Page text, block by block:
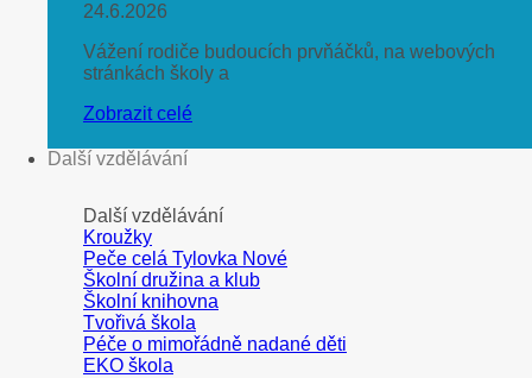
24.6.2026
Vážení rodiče budoucích prvňáčků, na webových
stránkách školy a
Zobrazit celé
Další vzdělávání
Další vzdělávání
Kroužky
Peče celá Tylovka
Školní družina a klub
Školní knihovna
Tvořivá škola
Péče o mimořádně nadané děti
EKO škola